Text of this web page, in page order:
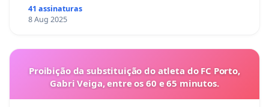
41 assinaturas
8 Aug 2025
Proibição da substituição do atleta do FC Porto,
Gabri Veiga, entre os 60 e 65 minutos.